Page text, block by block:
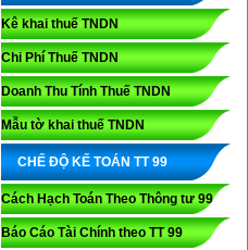
Kê khai thuế TNDN
Chi Phí Thuế TNDN
Doanh Thu Tính Thuế TNDN
Mẫu tờ khai thuế TNDN
CHẾ ĐỘ KẾ TOÁN TT 99
Cách Hạch Toán Theo Thông tư 99
Báo Cáo Tài Chính theo TT 99